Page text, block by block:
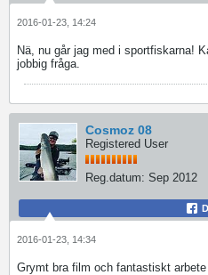
2016-01-23, 14:24
Nä, nu går jag med i sportfiskarna!
jobbig fråga.
Cosmoz 08
Registered User
Reg.datum: Sep 2012
2016-01-23, 14:34
Grymt bra film och fantastiskt